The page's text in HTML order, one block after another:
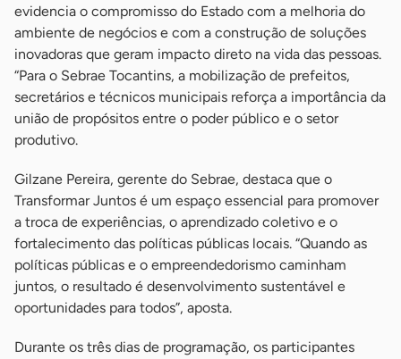
evidencia o compromisso do Estado com a melhoria do
ambiente de negócios e com a construção de soluções
inovadoras que geram impacto direto na vida das pessoas.
“Para o Sebrae Tocantins, a mobilização de prefeitos,
secretários e técnicos municipais reforça a importância da
união de propósitos entre o poder público e o setor
produtivo.
Gilzane Pereira, gerente do Sebrae, destaca que o
Transformar Juntos é um espaço essencial para promover
a troca de experiências, o aprendizado coletivo e o
fortalecimento das políticas públicas locais. “Quando as
políticas públicas e o empreendedorismo caminham
juntos, o resultado é desenvolvimento sustentável e
oportunidades para todos”, aposta.
Durante os três dias de programação, os participantes